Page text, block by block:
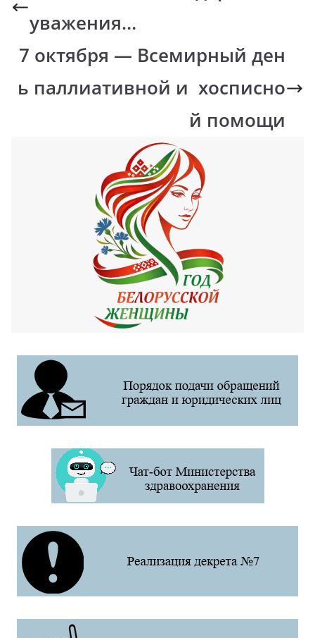
уважения…
7 октября — Всемирный ден
ь паллиативной и хосписно
й помощи